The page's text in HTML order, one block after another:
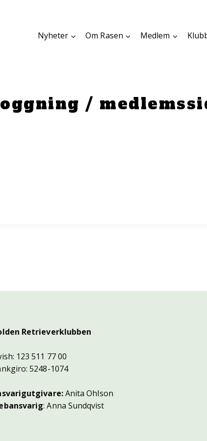
Nyheter Om Rasen Medlem
/
Retrieverklubben
123 511 77 00
5248-1074
Anita Ohlson
: Anna Sundqvist